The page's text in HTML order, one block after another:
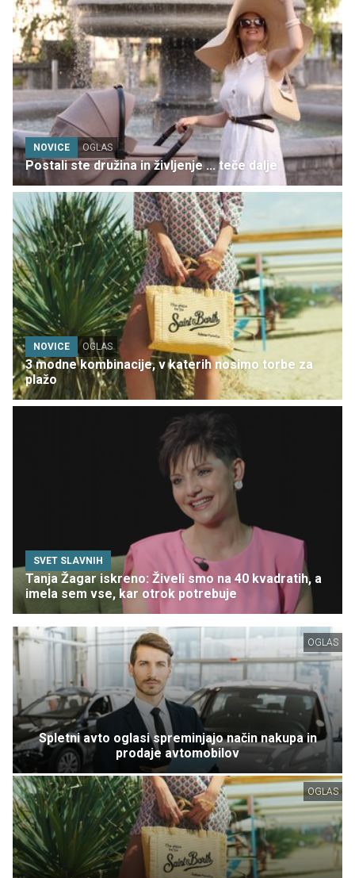
NOVICE OGLAS
Postali ste družina in življenje ... teče dalje
NOVICE OGLAS
3 modne kombinacije, v katerih nosimo torbe za
plažo
SVET SLAVNIH
Tanja Žagar iskreno: Živeli smo na 40 kvadratih, a
imela sem vse, kar otrok potrebuje
OGLAS
Spletni avto oglasi spreminjajo način nakupa in
prodaje avtomobilov
OGLAS